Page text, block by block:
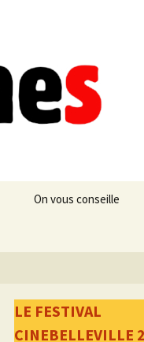
On vous conseille
LE FESTIVAL
CINEBELLEVILLE